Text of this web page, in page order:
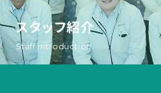
スタッフ紹介
Staff introduction